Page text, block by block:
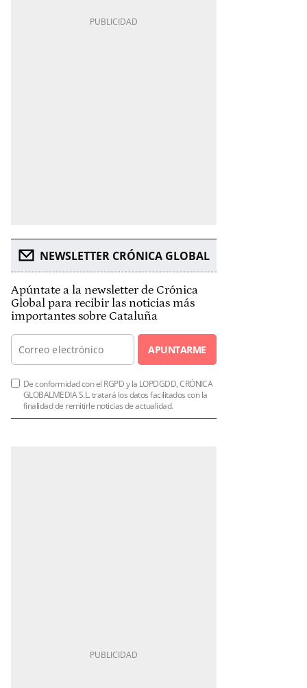
NEWSLETTER CRÓNICA GLOBAL
Apúntate a la newsletter de Crónica
Global para recibir las noticias más
importantes sobre Cataluña
APUNTARME
De conformidad con el RGPD y la LOPDGDD, CRÓNICA
GLOBALMEDIA S.L. tratará los datos facilitados con la
finalidad de remitirle noticias de actualidad.